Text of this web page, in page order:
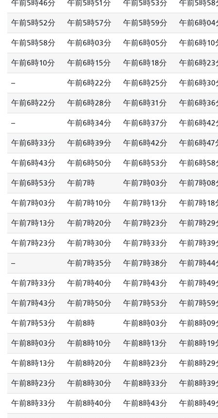
午前5時46分 午前5時51分 午前5時53分 午前5時58
午前5時52分 午前5時57分 午前5時59分 午前6時04
午前5時58分 午前6時03分 午前6時05分 午前6時10
午前6時10分 午前6時15分 午前6時18分 午前6時23
-- 午前6時22分 午前6時25分 午前6時30
午前6時22分 午前6時28分 午前6時31分 午前6時36
-- 午前6時34分 午前6時37分 午前6時42
午前6時33分 午前6時39分 午前6時42分 午前6時47
午前6時43分 午前6時50分 午前6時53分 午前6時58
午前6時53分 午前7時 午前7時03分 午前7時08
午前7時03分 午前7時10分 午前7時13分 午前7時18
午前7時13分 午前7時20分 午前7時23分 午前7時29
午前7時23分 午前7時30分 午前7時33分 午前7時39
-- 午前7時35分 午前7時38分 午前7時44
午前7時33分 午前7時40分 午前7時43分 午前7時49
午前7時43分 午前7時50分 午前7時53分 午前7時59
午前7時53分 午前8時 午前8時03分 午前8時09
午前8時03分 午前8時10分 午前8時13分 午前8時19
午前8時13分 午前8時20分 午前8時23分 午前8時29
午前8時23分 午前8時30分 午前8時33分 午前8時39
午前8時33分 午前8時40分 午前8時43分 午前8時49